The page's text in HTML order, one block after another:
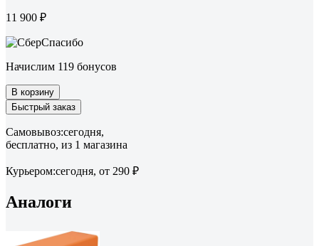
11 900 ₽
Начислим 119 бонусов
В корзину
Быстрый заказ
Самовывоз:сегодня,
бесплатно, из 1 магазина
Курьером:сегодня, от 290 ₽
Аналоги